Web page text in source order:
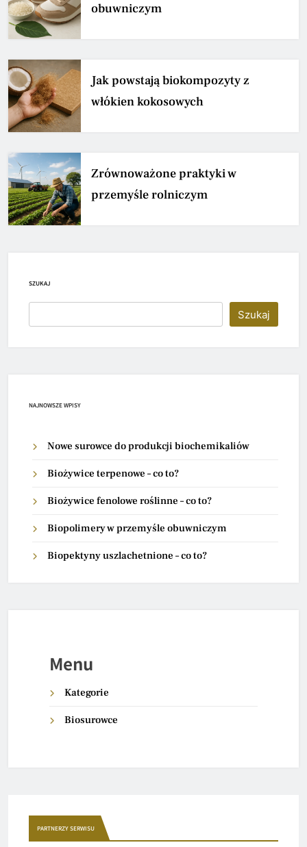
obuwniczym
Jak powstają biokompozyty z
włókien kokosowych
Zrównoważone praktyki w
przemyśle rolniczym
SZUKAJ
Szukaj
NAJNOWSZE WPISY
Nowe surowce do produkcji biochemikaliów
Biożywice terpenowe – co to?
Biożywice fenolowe roślinne – co to?
Biopolimery w przemyśle obuwniczym
Biopektyny uszlachetnione – co to?
Menu
Kategorie
Biosurowce
PARTNERZY SERWISU